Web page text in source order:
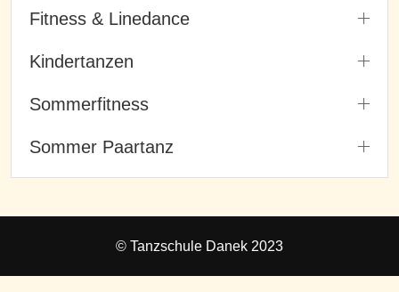
Fitness & Linedance
Kindertanzen
Sommerfitness
Sommer Paartanz
© Tanzschule Danek 2023